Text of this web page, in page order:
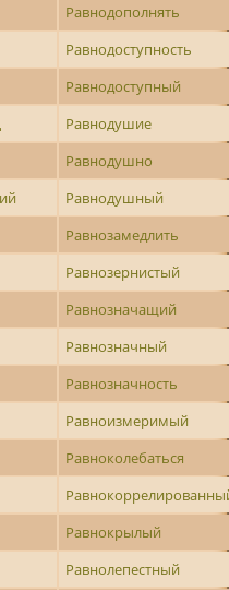
Равнодополнять
Равнодоступность
Равнодоступный
Равнодушие
Равнодушно
Равнодушный
Равнозамедлить
Равнозернистый
Равнозначащий
Равнозначный
Равнозначность
Равноизмеримый
Равноколебаться
Равнокрылый
Равнолепестный